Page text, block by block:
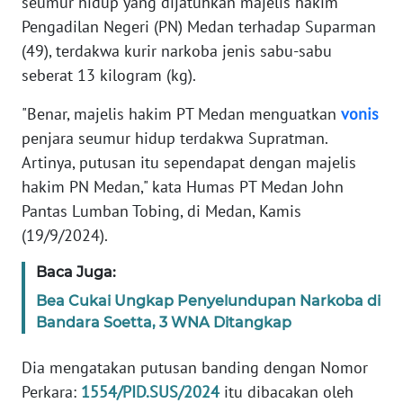
Pengadilan Negeri (PN) Medan terhadap Suparman
(49), terdakwa kurir narkoba jenis sabu-sabu
seberat 13 kilogram (kg).
"Benar, majelis hakim PT Medan menguatkan vonis
penjara seumur hidup terdakwa Supratman.
Artinya, putusan itu sependapat dengan majelis
hakim PN Medan," kata Humas PT Medan John
Pantas Lumban Tobing, di Medan, Kamis
(19/9/2024).
Baca Juga:
Bea Cukai Ungkap Penyelundupan Narkoba di
Bandara Soetta, 3 WNA Ditangkap
Dia mengatakan putusan banding dengan Nomor
Perkara: 1554/PID.SUS/2024itu dibacakan oleh
Informasi
INDEKS
BERITA
KONTAK
KAMI
INFO
IKLAN
TENTANG
KAMI
PEDOMAN
MEDIA
REDAKSI